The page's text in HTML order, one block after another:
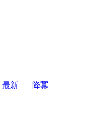
最新
降冪